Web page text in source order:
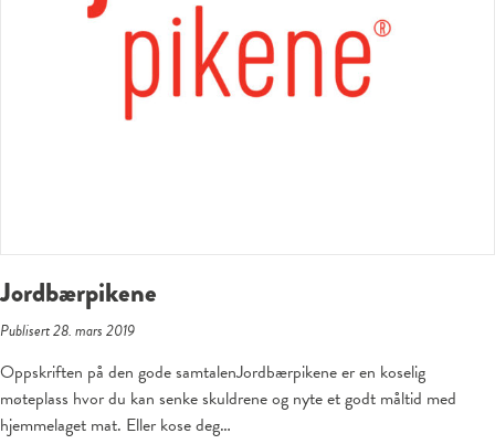
Jordbærpikene
Publisert 28. mars 2019
Oppskriften på den gode samtalenJordbærpikene er en koselig
møteplass hvor du kan senke skuldrene og nyte et godt måltid med
hjemmelaget mat. Eller kose deg…